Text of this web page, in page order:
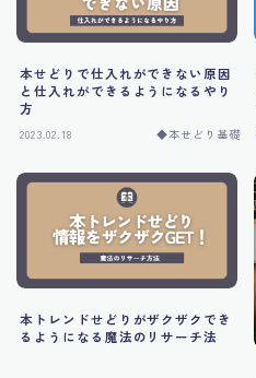
本せどりで仕入れができない原因
と仕入れができるようになるやり
方
2023.02.18 ◆本せどり基礎
本トレンドせどりがザクザクでき
るようになる魔法のリサーチ法